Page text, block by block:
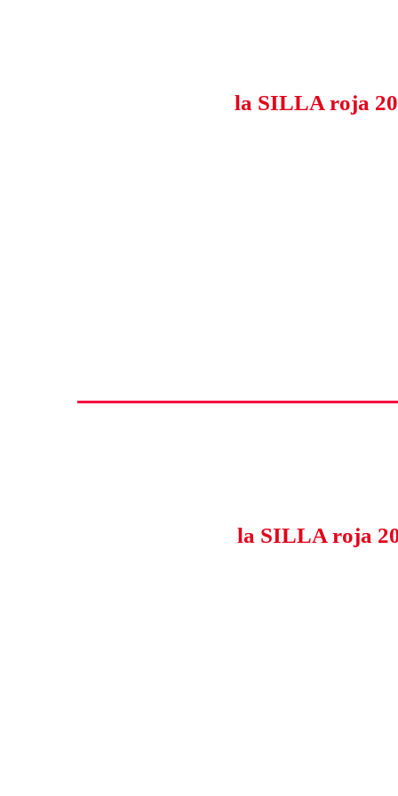
la SILLA roja
la SILLA roja